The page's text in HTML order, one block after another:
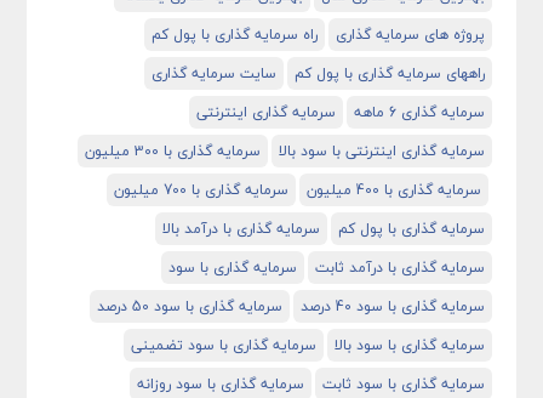
پروژه های سرمایه گذاری
راه سرمایه گذاری با پول کم
راههای سرمایه گذاری با پول کم
سایت سرمایه گذاری
سرمایه گذاری 6 ماهه
سرمایه گذاری اینترنتی
سرمایه گذاری اینترنتی با سود بالا
سرمایه گذاری با 300 میلیون
سرمایه گذاری با 400 میلیون
سرمایه گذاری با 700 میلیون
سرمایه گذاری با پول کم
سرمایه گذاری با درآمد بالا
سرمایه گذاری با درآمد ثابت
سرمایه گذاری با سود
سرمایه گذاری با سود 40 درصد
سرمایه گذاری با سود 50 درصد
سرمایه گذاری با سود بالا
سرمایه گذاری با سود تضمینی
سرمایه گذاری با سود ثابت
سرمایه گذاری با سود روزانه